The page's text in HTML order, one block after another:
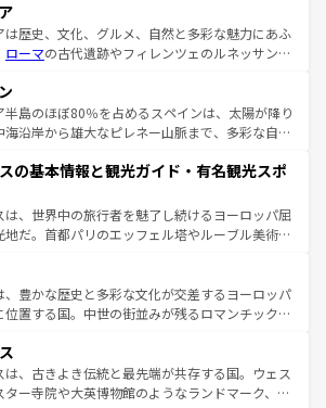
は歴史、文化、グルメ、自然と多彩な魅力にあふ
ローマの古代遺跡やフィレンツェのルネッサンス
スカーナの美しい田園風景やアマルフィ海岸の絶
自然景観も見逃せない。観光の合間には、本場の
スタなど、絶品のイタリア料理を堪能することも
れるイタリアで、忘れられない旅をしてみよう！
着のイタリア情報は
半島のほぼ80％を占めるスペインは、太陽が降り
海沿岸から雄大なピレネー山脈まで、多彩な自然
付くこの国では、情熱的なフラメンコ、熱気あふ
、そして美味しいタパスが生活の一部となってい
マドリードの洗練された雰囲気や、バルセロナの
溢れた街角から、地方では古代ローマ遺跡や中世
方によって風土や気候が異なるスペインはその個
性で訪れる人を魅了する。 なお、新着のスペイン情報は コ
一覧を参照してほしい。
の基本情報と観光ガイド・有名観光スポ
は、世界中の旅行者を魅了し続けるヨーロッパ屈
地だ。首都パリのエッフェル塔やルーブル美術館
い魅力が詰まっている。華麗な宮殿、歴史的な大
しいビーチ、そして豊かな自然が、訪れる者を心
する。また、フランスは美食の国としても知ら
ャンパンの発祥地であるランス、プロヴァンスの
ラベンダー畑など、多彩な楽しみ方が可能だ。さ
リ以外の地域にも魅力が溢れており、どの街角に
、豊かな歴史と多彩な文化が交差するヨーロッパ
位置する国。中世の街並みが残るロマンチック街
この国は、どこを歩いても飽きることがない。ベ
文化的活気、バイエルン州のアルプスの絶景、そ
ン川沿いのワイン畑といった風景は必見。ビール
は、古きよき伝統と最先端が共存する国。ウェス
ター寺院や大英博物館のようなランドマーク、歴